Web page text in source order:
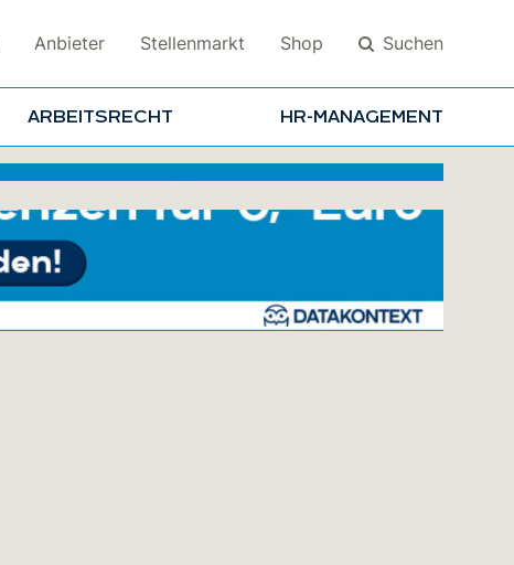
Anbieter Stellenmarkt Shop Suchen
ARBEITSRECHT HR-MANAGEMENT